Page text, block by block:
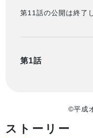
第11話の公開は終了
第1話
©平成
ストーリー